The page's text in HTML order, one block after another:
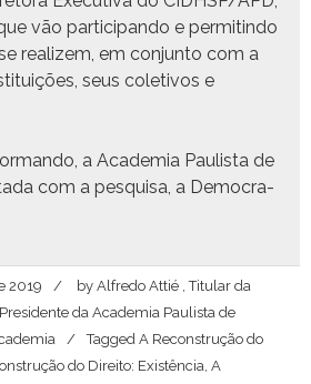
vão par­tic­i­pan­do e per­mitin­do
real­izem, em con­jun­to com a
seus cole­tivos e
a Acad­e­mia Paulista de
com a pesquisa, a Democ­ra­
2019 by Alfredo Attié , Titular da
da Academia Paulista de
Tagged A Reconstrução do
do Direito: Existência, A